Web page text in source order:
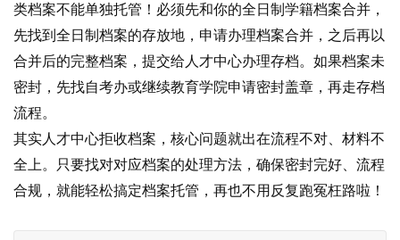
类档案不能单独托管！必须先和你的全日制学籍档案合并，
先找到全日制档案的存放地，申请办理档案合并，之后再以
合并后的完整档案，提交给人才中心办理存档。如果档案未
密封，先找自考办或继续教育学院申请密封盖章，再走存档
流程。
其实人才中心拒收档案，核心问题就出在流程不对、材料不
全上。只要找对对应档案的处理方法，确保密封完好、流程
合规，就能轻松搞定档案托管，再也不用反复跑冤枉路啦！